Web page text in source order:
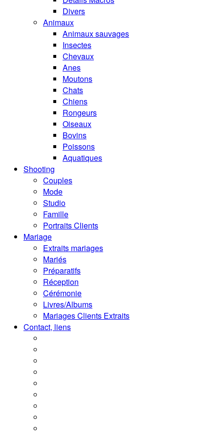
Divers
Animaux
Animaux sauvages
Insectes
Chevaux
Anes
Moutons
Chats
Chiens
Rongeurs
Oiseaux
Bovins
Poissons
Aquatiques
Shooting
Couples
Mode
Studio
Famille
Portraits Clients
Mariage
Extraits mariages
Mariés
Préparatifs
Réception
Cérémonie
Livres/Albums
Mariages Clients Extraits
Contact, liens